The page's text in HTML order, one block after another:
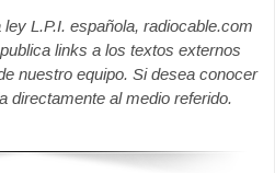
L.P.I. española, radiocable.com
links a los textos externos
nuestro equipo. Si desea conocer
directamente al medio referido.